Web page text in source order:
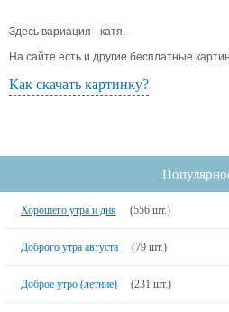
Здесь вариация - катя.
На сайте есть и другие бесплатные
Как скачать картинку?
Хорошего утра и дня (556 шт.)
Доброго утра августа (79 шт.)
Доброе утро (летние) (231 шт.)